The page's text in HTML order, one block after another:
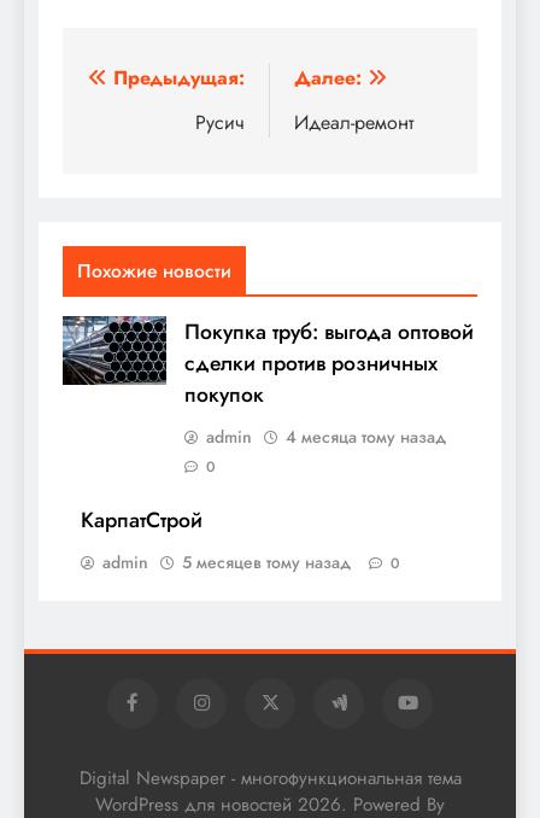
Навигация
Предыдущая:
Русич
Далее:
Идеал-ремонт
Похожие новости
Покупка труб: выгода оптовой
сделки против розничных
покупок
admin 4 месяца тому назад
0
КарпатСтрой
admin 5 месяцев тому назад 0
Digital Newspaper - многофункциональная тема
WordPress для новостей 2026. Powered By